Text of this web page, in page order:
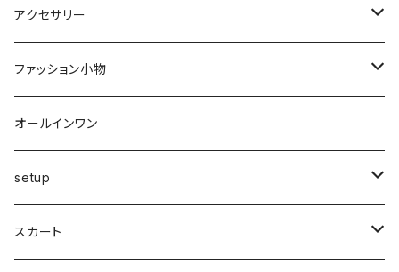
その他
ニットトップス
異素材
カシミヤ
ベスト
変形
カーディガン付き
セットアップ
変形
ベスト
ニット
キャミワンピース
ベスト
その他
ベスト
スカート
ロングコート
カーディガン
ロングシャツ
プリーツ
スウェット
ジョガー
デニム
スパッツ・レギンス・タイツ
ハイウエスト
ワイド
ニット
クラッチ
カゴbag
肩掛け
clear
デザインbag
ブーツ
スニーカー
パンプス
サンダル
アクセサリー
ピアス・イヤリング
ピアス
リング
リング
ブレス・アンクレット
ネックレス
ファッション小物
帽子
巻き物
ソックス
オールインワン
setup
Top's
スカート